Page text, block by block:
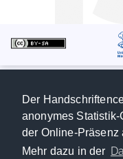
Der
anonymes
der Online-Präsenz
Mehr dazu in der